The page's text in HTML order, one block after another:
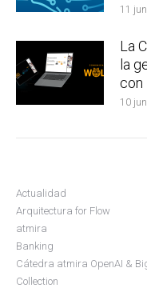
11
La
la
con
10
Actualidad
Arquitectura for Flow
atmira
Banking
Cátedra atmira OpenAI &
Collection